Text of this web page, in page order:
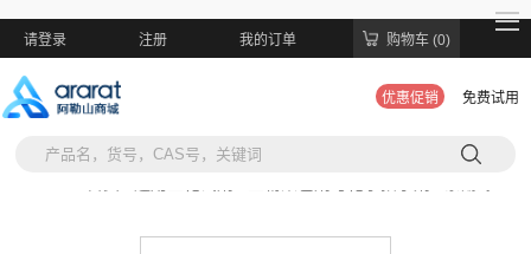
请登录 注册 我的订单 购物车 (0)
优惠促销 免费试用